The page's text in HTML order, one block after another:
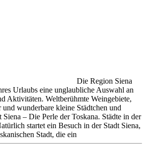
Die Region Siena
Urlaubs eine unglaubliche Auswahl an
Aktivitäten. Weltberühmte Weingebiete,
wunderbare kleine Städtchen und
– Die Perle der Toskana. Städte in der
startet ein Besuch in der Stadt Siena,
Stadt, die ein